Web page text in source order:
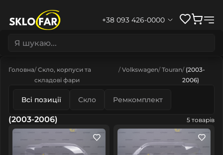
+38 093 426-0000
Головна Скло, корпуси та
складові фари
Volkswagen Touran (2003-
2006)
Всі позиції Скло Ремкомплект
(2003-2006) 5 товарів